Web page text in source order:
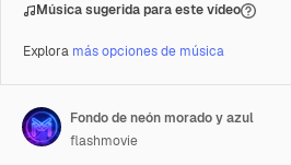
Música sugerida para este vídeo
Explora más opciones de música
Fondo de neón morado y azul
flashmovie